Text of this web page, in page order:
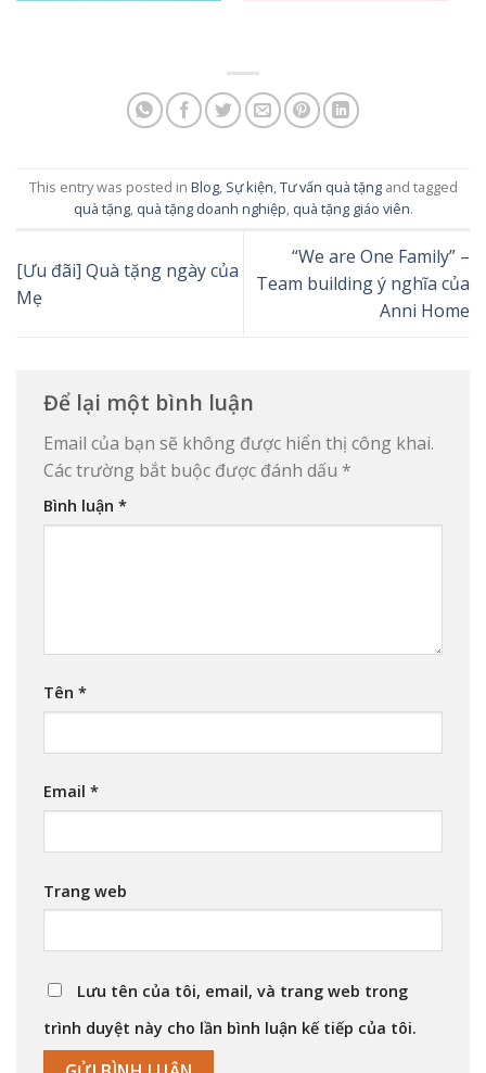
This entry was posted in Blog, Sự kiện,Tư vấn quà tặngand tagged
quà tặng, quà tặng doanh nghiệp, quà tặng giáo viên.
[Ưu đãi] Quà tặng ngày của
Mẹ
“We are One Family” –
Team building ý nghĩa của
Anni Home
Để lại một bình luận
Email của bạn sẽ không được hiển thị công khai.
Các trường bắt buộc được đánh dấu *
Bình luận *
Tên *
Email *
Trang web
Lưu tên của tôi, email, và trang web trong
trình duyệt này cho lần bình luận kế tiếp của tôi.